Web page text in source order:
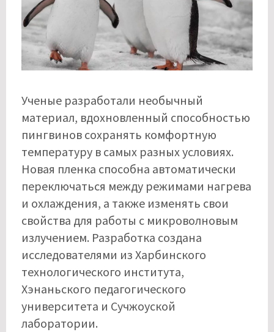
Ученые разработали необычный
материал, вдохновленный способностью
пингвинов сохранять комфортную
температуру в самых разных условиях.
Новая пленка способна автоматически
переключаться между режимами нагрева
и охлаждения, а также изменять свои
свойства для работы с микроволновым
излучением. Разработка создана
исследователями из Харбинского
технологического института,
Хэнаньского педагогического
университета и Сучжоуской
лаборатории.